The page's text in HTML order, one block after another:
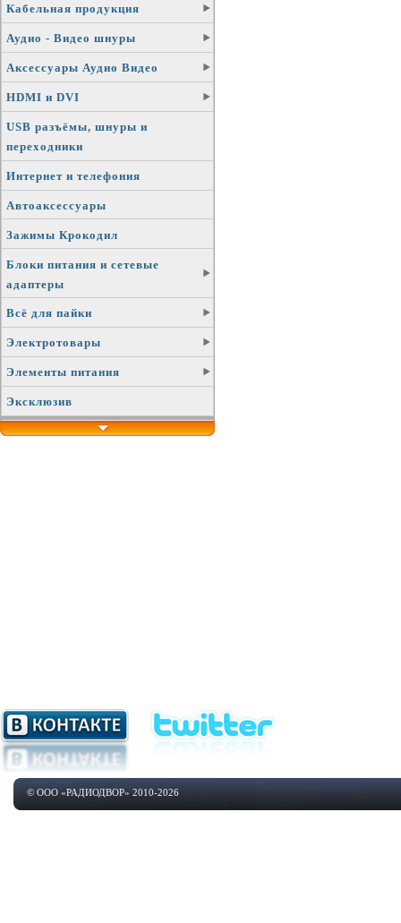
Кабельная продукция
Аудио - Видео шнуры
Аксессуары Аудио Видео
HDMI и DVI
USB разъёмы, шнуры и
переходники
Интернет и телефония
Автоаксессуары
Зажимы Крокодил
Блоки питания и сетевые
адаптеры
Всё для пайки
Электротовары
Элементы питания
Эксклюзив
© ООО «РАДИОДВОР» 2010-2026